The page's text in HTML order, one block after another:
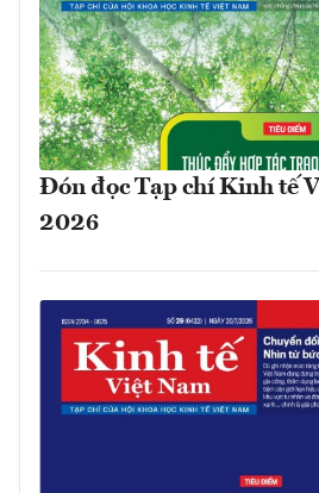
Đón đọc Tạp chí Kinh tế
2026